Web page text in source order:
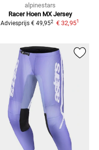
alpinestars
Racer Hoen MX Jersey
Adviesprijs € 49,952 € 32,951